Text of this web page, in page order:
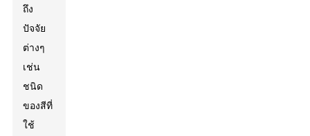
ถึง
ปัจจัย
ต่างๆ
เช่น
ชนิด
ของสีที่
ใช้